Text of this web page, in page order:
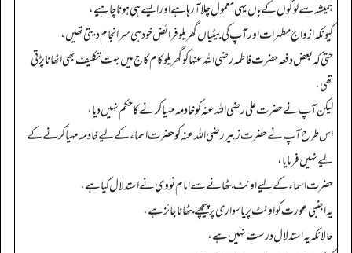
ہمیشہ سے لوگوں کے ہاں یہی معمول چلا آ رہا ہے اور ایسے ہی ہونا چاہیے،
کیونکہ ازواج مطہرات اور آپ کی بیٹیاں گھریلو فرائض خود ہی سرانجام دیتی تھیں،
حتی کہ بعض دفعہ حضرت فاطمہ رضی اللہ عنہا کو گھریلو کام کاج میں بہت تکلیف بھی اٹھانا پڑتی
تھی،
لیکن آپ نے حضرت علی رضی اللہ عنہ کو خادمہ مہیا کرنے کا حکم نہیں دیا،
اس طرح آپ نے حضرت زبیر رضی اللہ عنہ کو حضرت اسماء کے لیے خادمہ مہیا کرنے کے
لیے نہیں فرمایا،
حضرت اسماء کے لیے اونٹ بٹھانے سے امام نووی نے استدلال کیا ہے،
یہ اجنبی عورت کو اونٹ پر یا سواری پر پیچھے بٹھانا جائز ہے،
حالانکہ یہ استدلال درست نہیں ہے،